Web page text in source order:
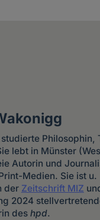
Philosophin,
lebt in Münster
Autorin und
Medien. Sie ist u.
der Zeitschrift MIZ
2024
des hpd.